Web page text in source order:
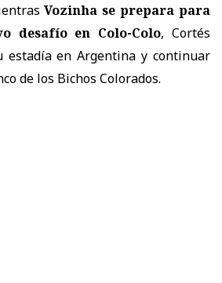
Vozinha se prepara para
desafío en Colo-Colo, Cortés
estadía en Argentina y continuar
de los Bichos Colorados.